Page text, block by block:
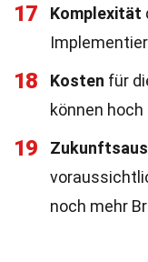
17 Komplexität
18 Kosten für
können hoch
19
noch mehr